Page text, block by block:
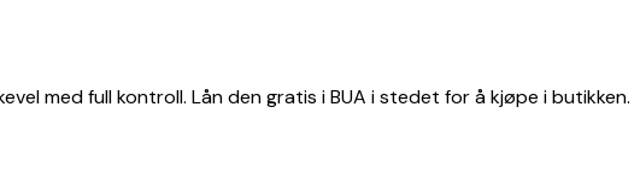
med full kontroll. Lån den gratis i BUA i stedet for å kjøpe i butikken.